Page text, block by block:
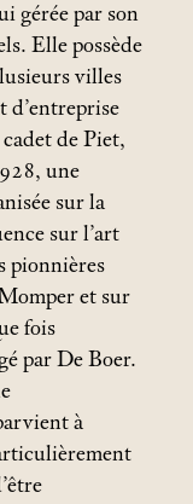
gérée par son
Elle possède
villes
d’entreprise
de Piet,
une
sur la
sur l’art
pionnières
et sur
fois
par De Boer.
à